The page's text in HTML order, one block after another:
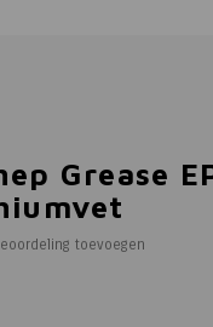
Grease
toevoegen